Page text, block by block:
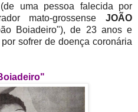
uma pessoa falecida por
mato-grossense JOÃO
Boiadeiro"), de 23 anos e
por sofrer de doença coronária